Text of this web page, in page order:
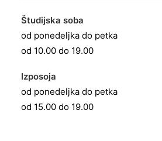
Študijska soba
od ponedeljka do petka
od 10.00 do 19.00
Izposoja
od ponedeljka do petka
od 15.00 do 19.00